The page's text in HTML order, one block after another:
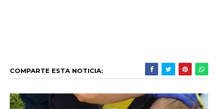
COMPARTE ESTA NOTICIA: